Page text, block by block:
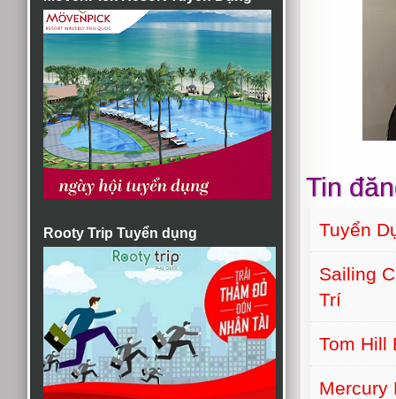
Rooty Trip Tuyển dụng
Tin
Tuyển
Sailing
Trí
Tom Hill
Mercury